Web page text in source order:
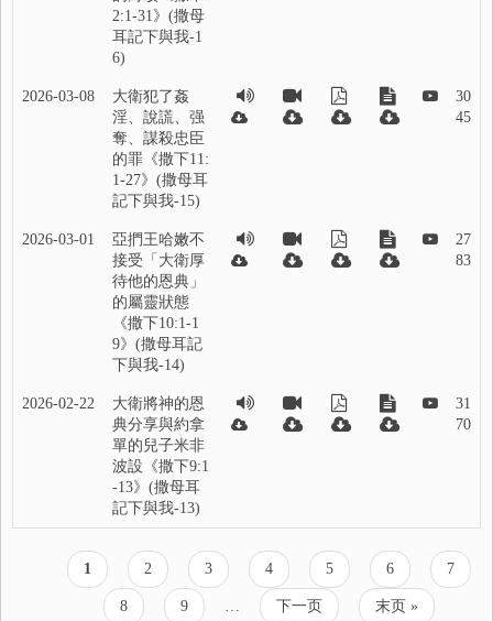
2:1-31》(撒母
耳記下與我-1
6)
2026-03-08
大衛犯了姦
淫、說謊、强
奪、謀殺忠臣
的罪《撒下11:
1-27》(撒母耳
記下與我-15)
30
45
2026-03-01
亞捫王哈嫩不
接受「大衛厚
待他的恩典」
的屬靈狀態
《撒下10:1-1
9》(撒母耳記
下與我-14)
27
83
2026-02-22
大衛將神的恩
典分享與約拿
單的兒子米非
波設《撒下9:1
-13》(撒母耳
記下與我-13)
31
70
当
前
1
页
面
2
页
面
3
页
面
4
页
面
5
页
面
6
页
面
7
页
8
页
9 …
下
下一页
末
末页 »